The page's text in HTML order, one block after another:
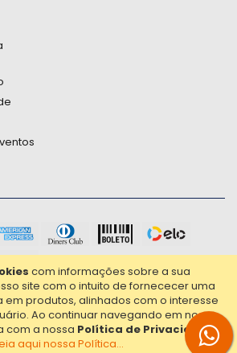
com informações sobre a sua
site com o intuito de fornececer uma
em produtos, alinhados com o interesse
Ao continuar navegando em nosso
com a nossa Política de Privacidade.
aqui nossa Política...
Bazar Ltda- CNPJ 42.500.090/0001-